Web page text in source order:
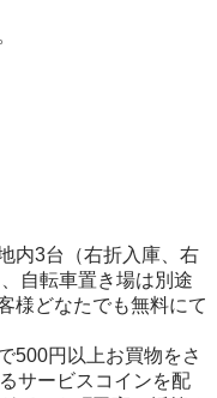
内3台（右折入庫、右
自転車置き場は別途
様どなたでも無料にて
500円以上お買物をさ
サービスコインを配